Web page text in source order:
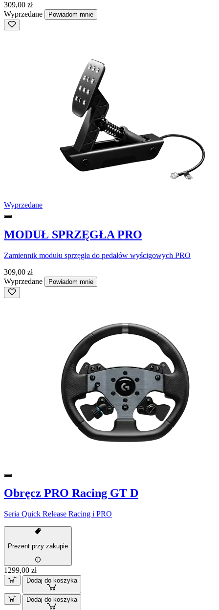
309,00 zł
Wyprzedane
Powiadom mnie
Wyprzedane
MODUŁ SPRZĘGŁA PRO
Zamiennik modułu sprzęgła do pedałów wyścigowych PRO
309,00 zł
Wyprzedane
Powiadom mnie
Obręcz PRO Racing GT D
Seria Quick Release Racing i PRO
Prezent przy zakupie
1299,00 zł
Dodaj do koszyka
Dodaj do koszyka